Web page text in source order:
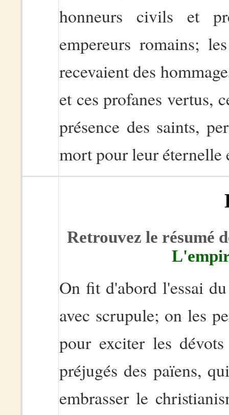
honneurs civils et
empereurs romains;
recevaient des
et ces profanes vertus,
présence des saints,
mort pour leur éternelle
Retrouvez le résumé
On fit d'abord l'essai
avec scrupule; on les
pour exciter les
préjugés des païens,
embrasser le